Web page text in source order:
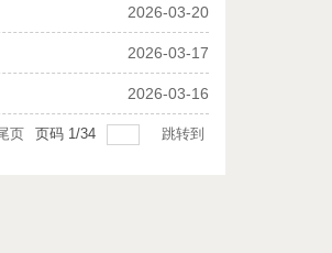
2026-03-20
2026-03-17
2026-03-16
页 页码 1/34 跳转到